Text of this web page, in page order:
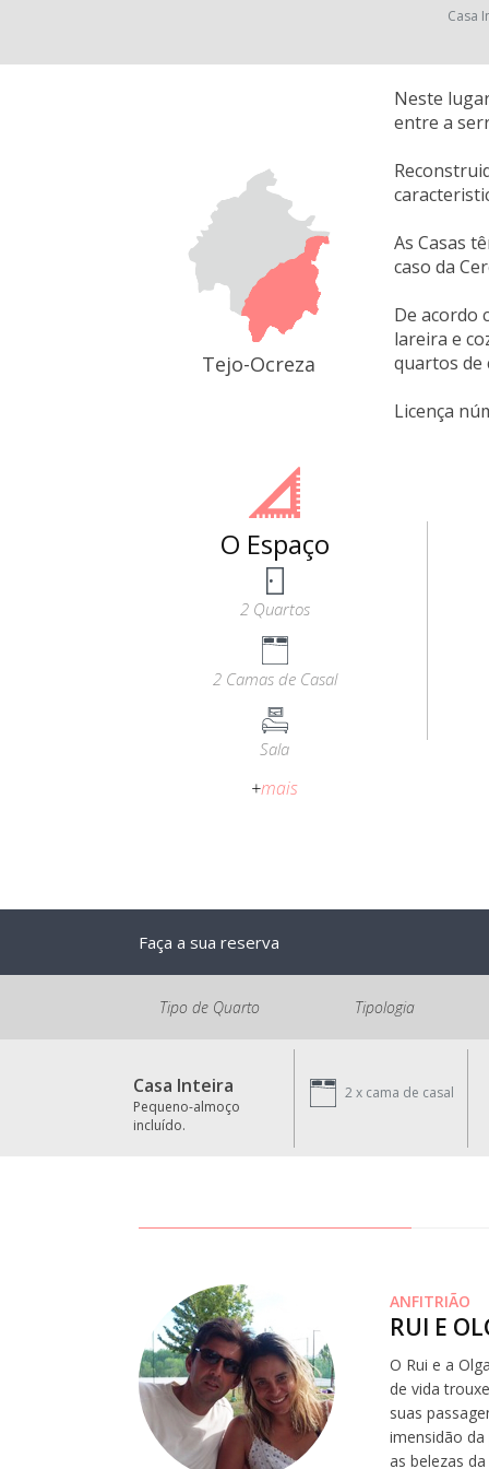
Casa
Tejo-Ocreza
Neste
entre a
As Casas
caso da
De acordo
lareira e
quartos de
Licença
O Espaço
2 Quartos
2 Camas de Casal
Sala
+mais
Faça a sua reserva
Tipo de Quarto Tipologia
Casa Inteira
Pequeno-almoço
incluído.
2 x cama de casal
ANFITRIÃO
RUI E
O Rui e a
de vida
suas
imensidão
as belezas